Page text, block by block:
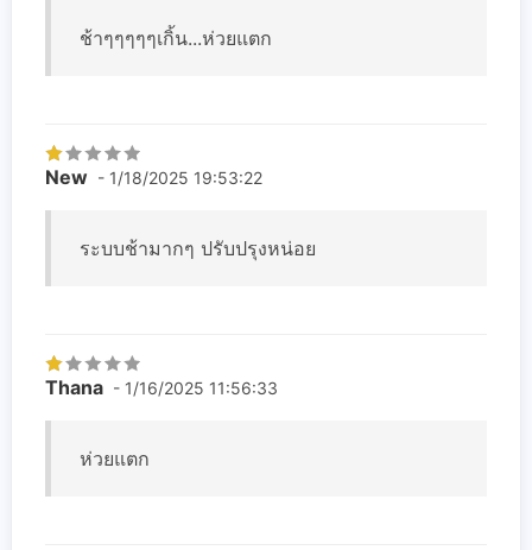
ช้าๆๆๆๆๆเกิ้น...ห่วยแตก
New - 1/18/2025 19:53:22
ระบบช้ามากๆ ปรับปรุงหน่อย
Thana - 1/16/2025 11:56:33
ห่วยแตก